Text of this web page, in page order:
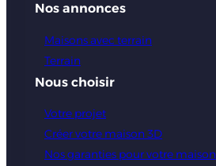
Nos annonces
Maisons avec terrain
Terrain
Nous choisir
Votre projet
Créer votre maison 3D
Nos garanties pour votre maison